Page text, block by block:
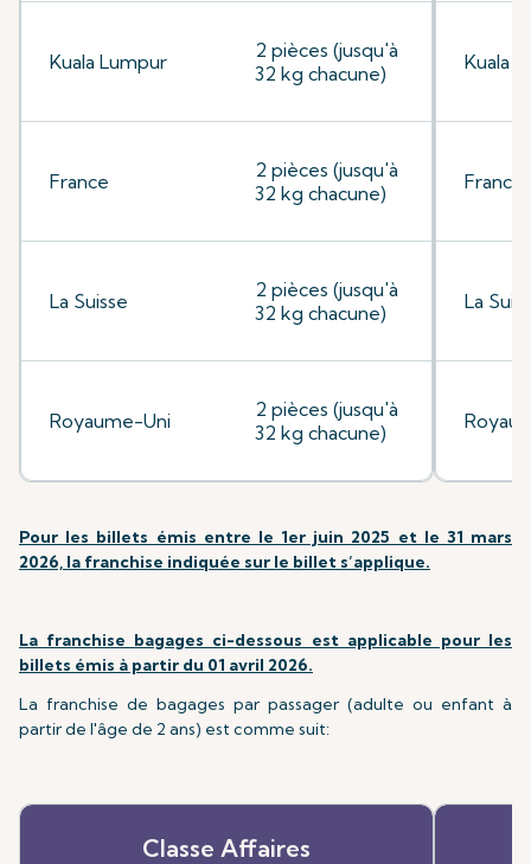
Kuala Lumpur
2 pièces (jusqu'à
32 kg chacune)
France
2 pièces (jusqu'à
32 kg chacune)
La Suisse
2 pièces (jusqu'à
32 kg chacune)
Royaume-Uni
2 pièces (jusqu'à
32 kg chacune)
Kuala
France
La
Pour les billets émis entre le 1er juin 2025 et le 31 mars
2026, la franchise indiquée sur le billet s’applique.
La franchise bagages ci-dessous est applicable pour les
billets émis à partir du 01 avril 2026.
La franchise de bagages par passager (adulte ou enfant à
partir de l'âge de 2 ans) est comme suit:
Classe Affaires